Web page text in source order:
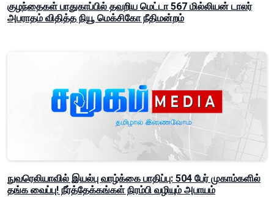
குழந்தைகள் பாதுகாப்பில் தவறிய மெட்டா 567 மில்லியன் டாலர்
அபராதம் விதித்த நியூ மெக்சிகோ நீதிமன்றம்
நுவரெலியாவில் இயல்பு வாழ்க்கை பாதிப்பு: 504 பேர் முகாம்களில்
தங்க வைப்பு! நீர்த்தேக்கங்கள் நிரம்பி வழியும் அபாயம்